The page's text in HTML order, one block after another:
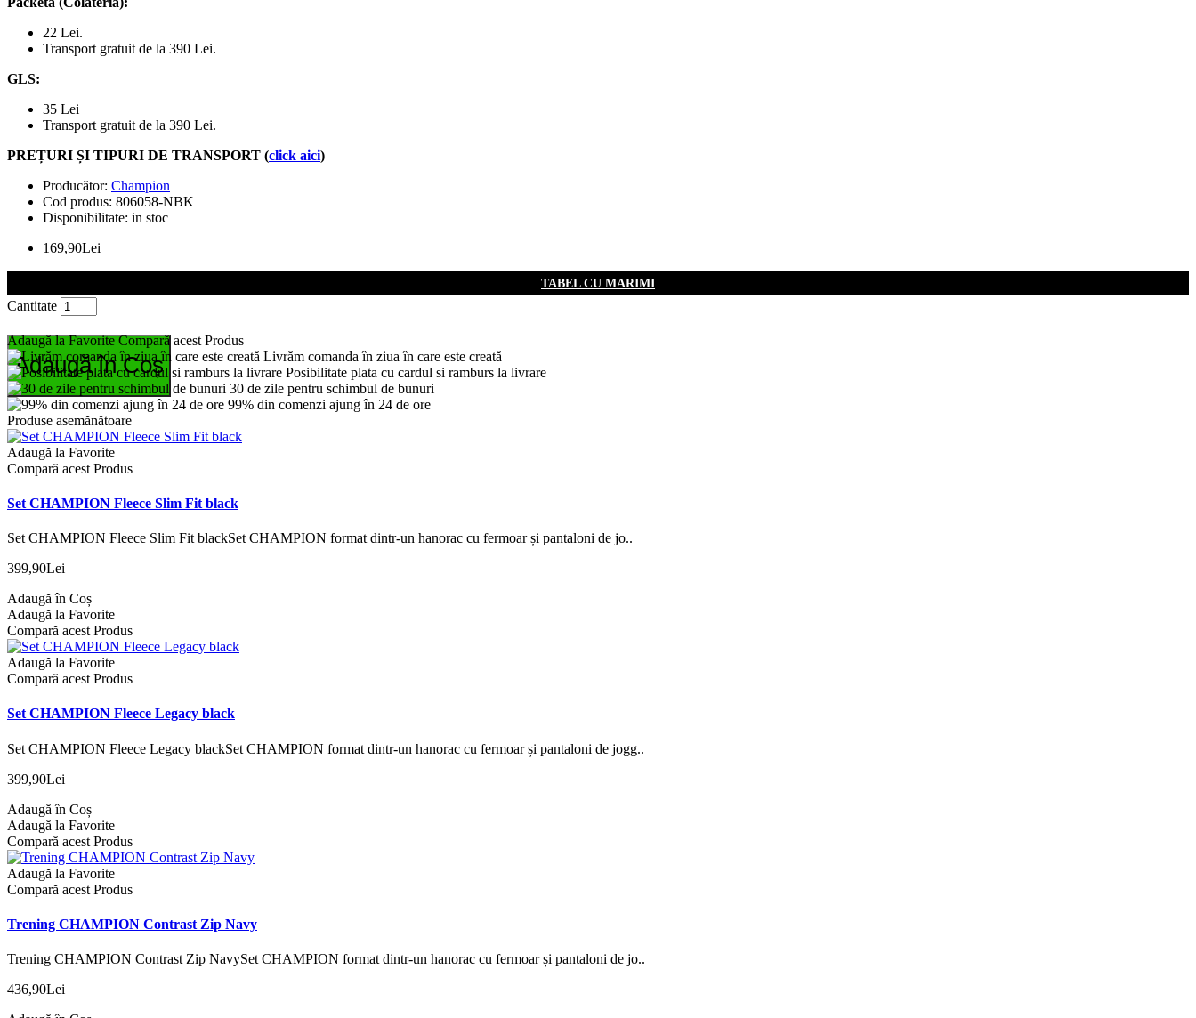
22 Lei.
Transport gratuit de la 390 Lei.
GLS:
35 Lei
Transport gratuit de la 390 Lei.
PREȚURI ȘI TIPURI DE TRANSPORT (click aici)
Producător: Champion
Cod produs: 806058-NBK
Disponibilitate: in stoc
169,90Lei
TABEL CU MARIMI
Cantitate
Adaugă în Coș
Adaugă la Favorite Compară acest Produs
Livrăm comanda în ziua în care este creată
Posibilitate plata cu cardul si ramburs la livrare
30 de zile pentru schimbul de bunuri
99% din comenzi ajung în 24 de ore
Produse asemănătoare
Adaugă la Favorite
Compară acest Produs
Set CHAMPION Fleece Slim Fit black
Set CHAMPION Fleece Slim Fit blackSet CHAMPION format dintr-un hanorac cu fermoar și pantaloni de jo..
399,90Lei
Adaugă în Coș
Adaugă la Favorite
Compară acest Produs
Adaugă la Favorite
Compară acest Produs
Set CHAMPION Fleece Legacy black
Set CHAMPION Fleece Legacy blackSet CHAMPION format dintr-un hanorac cu fermoar și pantaloni de jogg..
399,90Lei
Adaugă în Coș
Adaugă la Favorite
Compară acest Produs
Adaugă la Favorite
Compară acest Produs
Trening CHAMPION Contrast Zip Navy
Trening CHAMPION Contrast Zip NavySet CHAMPION format dintr-un hanorac cu fermoar și pantaloni de jo..
436,90Lei